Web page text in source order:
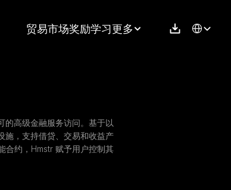
贸易市场奖励学习更多 Select
的高级金融服务访问。基于以
施，支持借贷、交易和收益产
合约，Hmstr 赋予用户控制其